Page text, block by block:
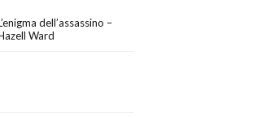
dell’assassino –
Ward